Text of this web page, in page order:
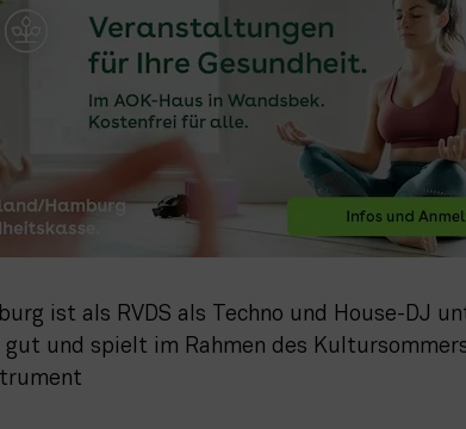
ist als RVDS als Techno und House-DJ
gut und spielt im Rahmen des